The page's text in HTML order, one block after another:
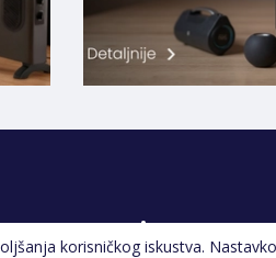
Pratite nas
korisničkog iskustva.